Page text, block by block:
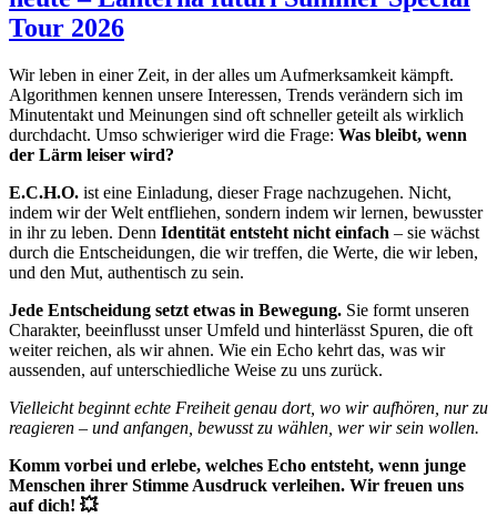
Tour 2026
Wir leben in einer Zeit, in der alles um Aufmerksamkeit kämpft.
Algorithmen kennen unsere Interessen, Trends verändern sich im
Minutentakt und Meinungen sind oft schneller geteilt als wirklich
durchdacht. Umso schwieriger wird die Frage: Was bleibt, wenn
der Lärm leiser wird?
E.C.H.O. ist eine Einladung, dieser Frage nachzugehen. Nicht,
indem wir der Welt entfliehen, sondern indem wir lernen, bewusster
in ihr zu leben. Denn Identität entsteht nicht einfach – sie wächst
durch die Entscheidungen, die wir treffen, die Werte, die wir leben,
und den Mut, authentisch zu sein.
Jede Entscheidung setzt etwas in Bewegung. Sie formt unseren
Charakter, beeinflusst unser Umfeld und hinterlässt Spuren, die oft
weiter reichen, als wir ahnen. Wie ein Echo kehrt das, was wir
aussenden, auf unterschiedliche Weise zu uns zurück.
Vielleicht beginnt echte Freiheit genau dort, wo wir aufhören, nur zu
reagieren – und anfangen, bewusst zu wählen, wer wir sein wollen.
Komm vorbei und erlebe, welches Echo entsteht, wenn junge
Menschen ihrer Stimme Ausdruck verleihen. Wir freuen uns
auf dich! 💥